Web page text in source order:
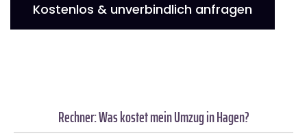
Kostenlos & unverbindlich anfragen
Rechner: Was kostet mein Umzug in Hagen?